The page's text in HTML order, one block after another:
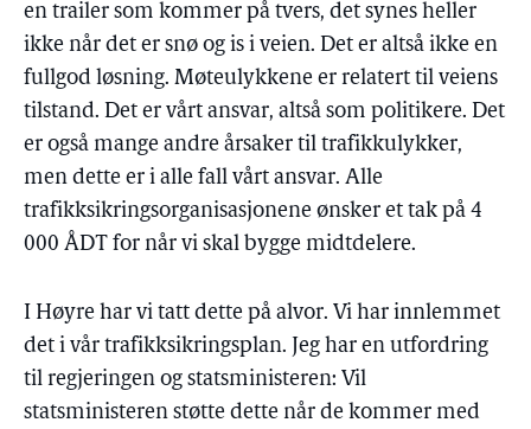
en trailer som kommer på tvers, det synes heller
ikke når det er snø og is i veien. Det er altså ikke en
fullgod løsning. Møteulykkene er relatert til veiens
tilstand. Det er vårt ansvar, altså som politikere. Det
er også mange andre årsaker til trafikkulykker,
men dette er i alle fall vårt ansvar. Alle
trafikksikringsorganisasjonene ønsker et tak på 4
000 ÅDT for når vi skal bygge midtdelere.
I Høyre har vi tatt dette på alvor. Vi har innlemmet
det i vår trafikksikringsplan. Jeg har en utfordring
til regjeringen og statsministeren: Vil
statsministeren støtte dette når de kommer med